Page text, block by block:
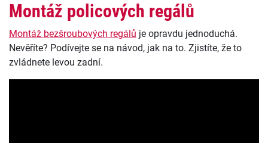
Montáž policových regálů
Montáž bezšroubových regálů je opravdu jednoduchá.
Nevěříte? Podívejte se na návod, jak na to. Zjistíte, že to
zvládnete levou zadní.